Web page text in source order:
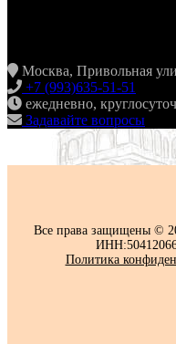
Москва, Привольная
+7 (993)635-51-51
ежедневно,
Задавайте вопросы
Все права защищены ©
Политика